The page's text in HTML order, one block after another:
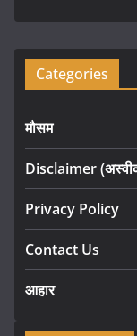
Categories
मौसम
Disclaimer
Privacy Policy
Contact Us
आहार